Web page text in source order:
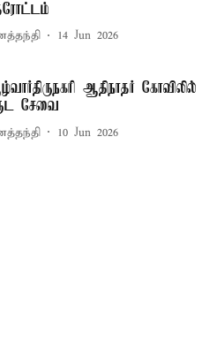
14 Jun 2026
ஆதிநாதர் கோவிலில்
சேவை
10 Jun 2026